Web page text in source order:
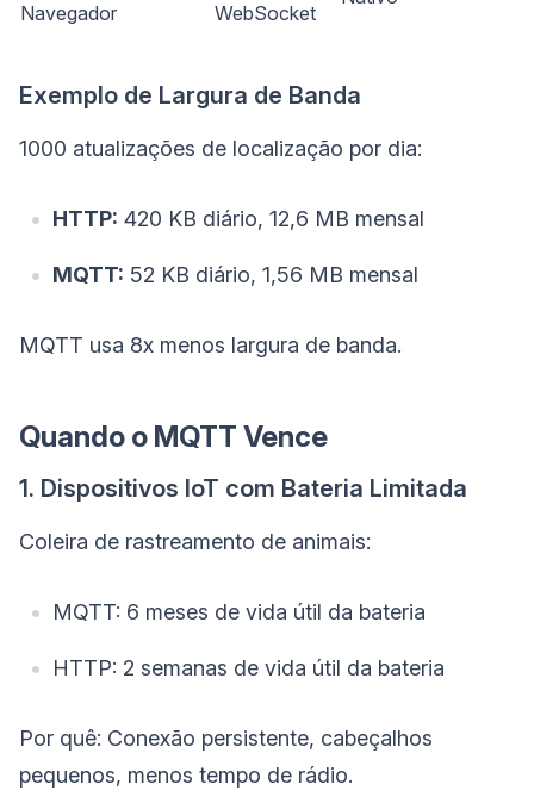
Navegador
WebSocket
Exemplo de Largura de Banda
1000 atualizações de localização por dia:
HTTP: 420 KB diário, 12,6 MB mensal
MQTT: 52 KB diário, 1,56 MB mensal
MQTT usa 8x menos largura de banda.
Quando o MQTT Vence
1. Dispositivos IoT com Bateria Limitada
Coleira de rastreamento de animais:
MQTT: 6 meses de vida útil da bateria
HTTP: 2 semanas de vida útil da bateria
Por quê: Conexão persistente, cabeçalhos
pequenos, menos tempo de rádio.